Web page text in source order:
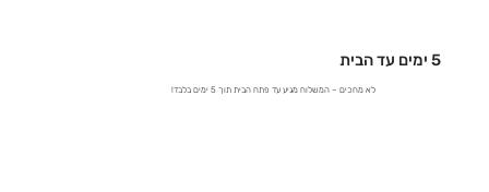
5 ימים עד הבית
לא מחכים – המשלוח מגיע עד פתח הבית תוך 5 ימים בלבד!